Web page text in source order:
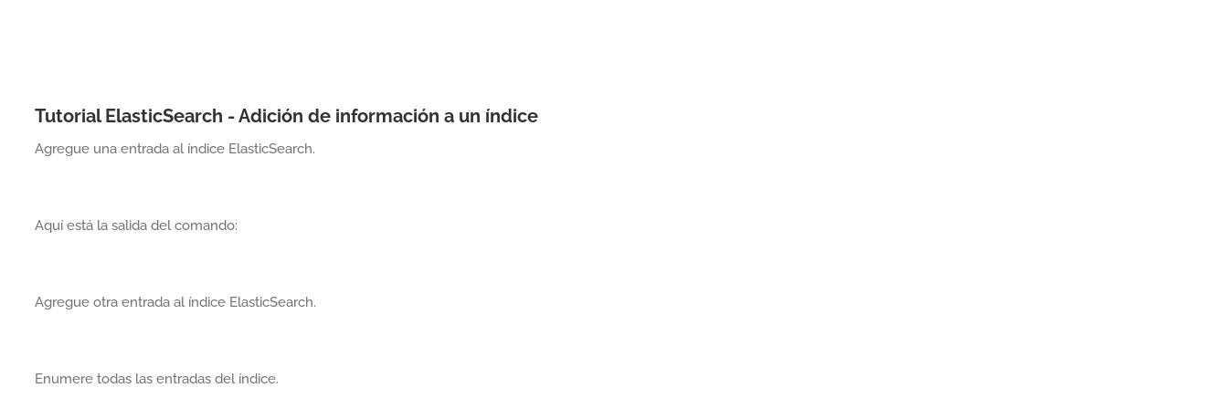
Tutorial ElasticSearch - Adición de información a un índice
Agregue una entrada al índice ElasticSearch.
Aquí está la salida del comando:
Agregue otra entrada al índice ElasticSearch.
Enumere todas las entradas del índice.